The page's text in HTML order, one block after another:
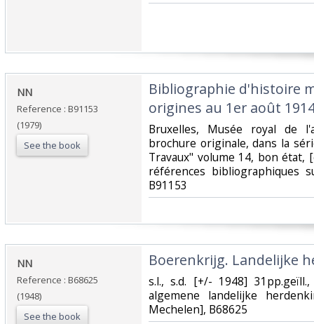
‎NN‎
Reference : B91153
(1979)
See the book
‎Bibliographie d'histoire
origines au 1er août
‎Bruxelles, Musée royal de
brochure originale, dans la
Travaux" volume 14, bon état,
références bibliographiques
B91153‎
‎NN‎
Reference : B68625
(1948)
See the book
‎Boerenkrijg. Landelijke
‎s.l., s.d. [+/- 1948]
algemene landelijke
Mechelen], B68625‎